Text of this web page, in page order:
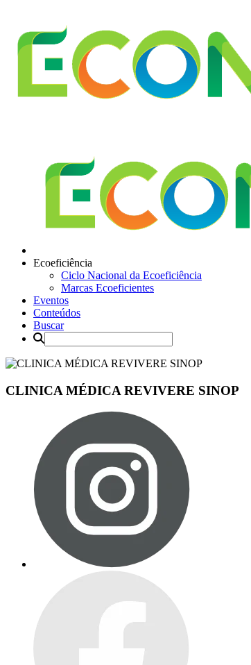
Ecoeficiência
Ciclo Nacional da Ecoeficiência
Marcas Ecoeficientes
Eventos
Conteúdos
Buscar
CLINICA MÉDICA REVIVERE SINOP